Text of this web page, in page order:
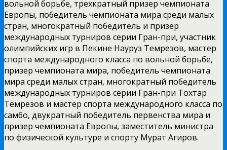
вольной борьбе, трехкратный призер чемпионата
Европы, победитель чемпионата мира среди малых
стран, многократный победитель и призер
международных турниров серии Гран­-при, участник
олимпийских игр в Пекине Науруз Темрезов, мастер
спорта международного класса по вольной борьбе,
призер чемпионата мира, победитель чемпионата
мира среди малых стран, многократный победитель
международных турниров серии Гран-­при Тохтар
Темрезов и мастер спорта международного класса по
самбо, двукратный победитель первенства мира и
призер чемпионата Европы, заместитель министра
по физической культуре и спорту Мурат Агиров.